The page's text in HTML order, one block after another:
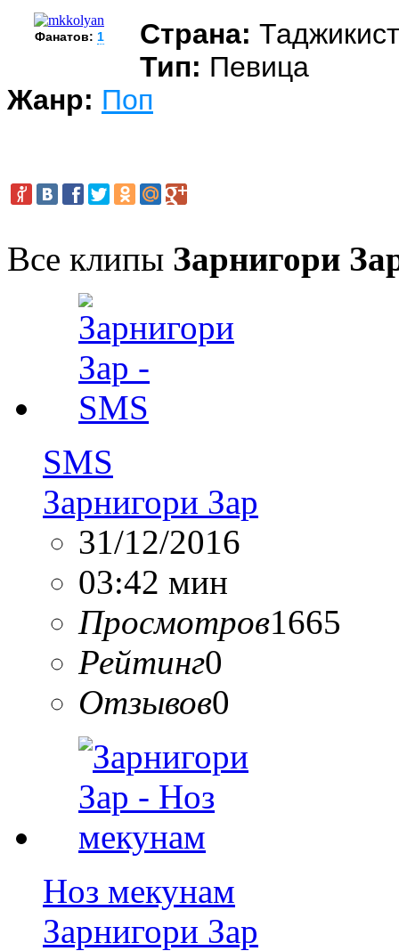
Фанатов: 1 Страна:
Тип: Певица
Жанр: Поп
Все клипы Зарнигори
SMS
Зарнигори Зар
31/12/2016
03:42 мин
Просмотров1665
Рейтинг0
Отзывов0
Ноз мекунам
Зарнигори Зар